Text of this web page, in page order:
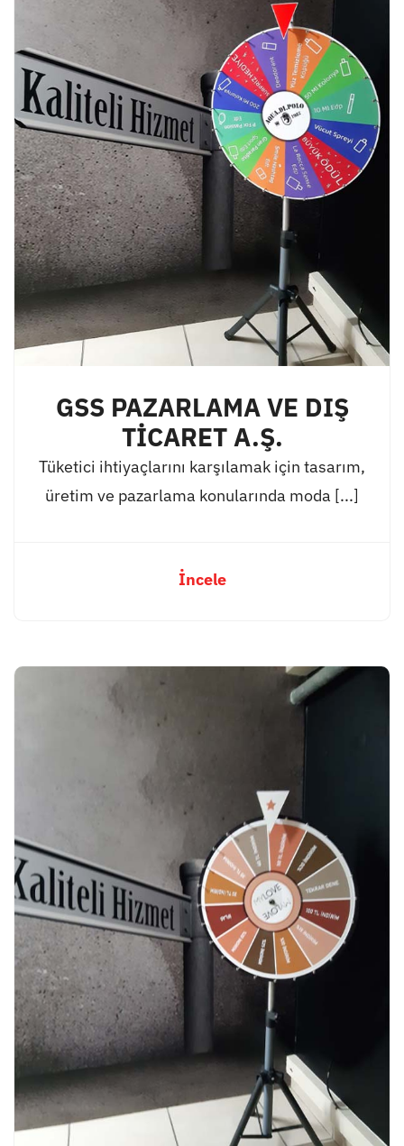
GSS PAZARLAMA VE DIŞ
TİCARET A.Ş.
Tüketici ihtiyaçlarını karşılamak için tasarım,
üretim ve pazarlama konularında moda [...]
İncele